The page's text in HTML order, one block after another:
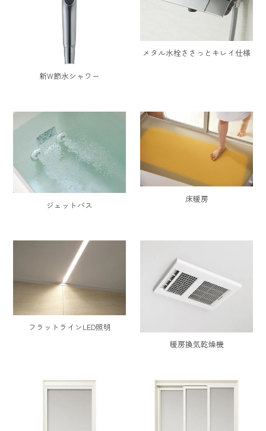
新W節水シャワー
メタル水栓ささっとキレイ仕様
ジェットバス
床暖房
フラットラインLED照明
暖房換気乾燥機